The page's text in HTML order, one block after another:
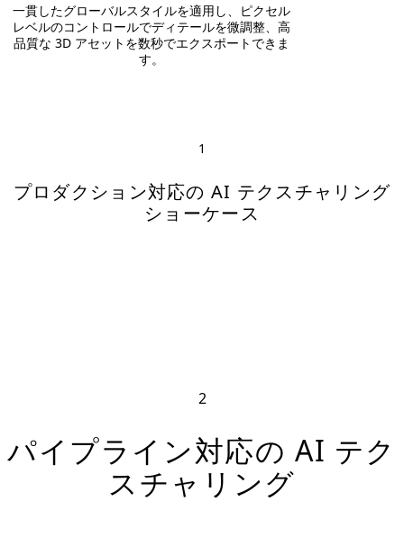
一貫したグローバルスタイルを適用し、ピクセル
レベルのコントロールでディテールを微調整、高
品質な 3D アセットを数秒でエクスポートできま
す。
1
プロダクション対応の AI テクスチャリング
ショーケース
2
パイプライン対応の AI テク
スチャリング